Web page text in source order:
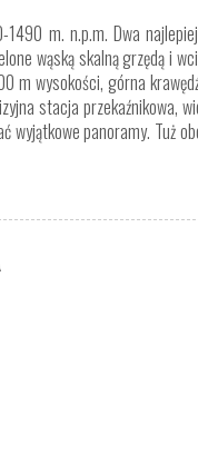
1490 m. n.p.m. Dwa
wąską skalną grzędą i
m wysokości, górna
stacja przekaźnikowa,
wyjątkowe panoramy. Tuż